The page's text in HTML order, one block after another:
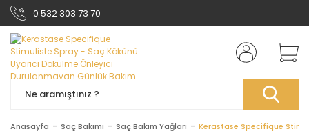
0 532 303 73 70
Anasayfa Saç Bakımı Saç Bakım Yağları Kerastase Specifique